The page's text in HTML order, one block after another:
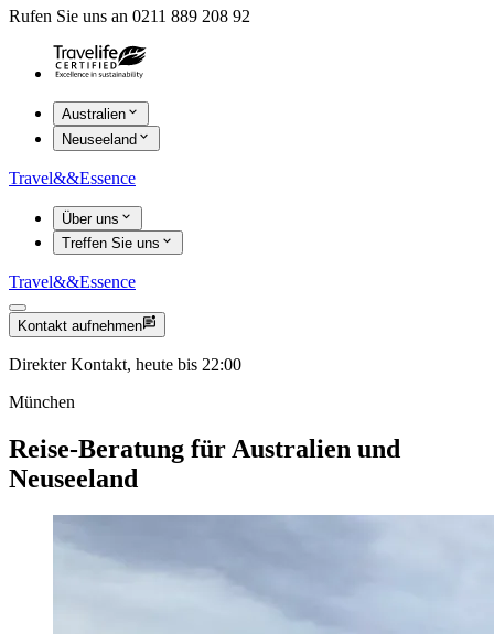
Rufen Sie uns an 0211 889 208 92
Australien
Neuseeland
Travel&&Essence
Über uns
Treffen Sie uns
Travel&&Essence
Kontakt aufnehmen
Direkter Kontakt, heute bis 22:00
München
Reise-Beratung für Australien und
Neuseeland